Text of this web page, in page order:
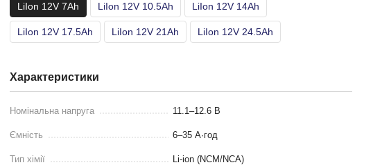
LiIon 12V 7Ah LiIon 12V 10.5Ah LiIon 12V 14Ah
LiIon 12V 17.5Ah LiIon 12V 21Ah LiIon 12V 24.5Ah
Характеристики
Номінальна напруга 11.1–12.6 В
Ємність 6–35 А·год
Тип хімії Li-ion (NCM/NCA)